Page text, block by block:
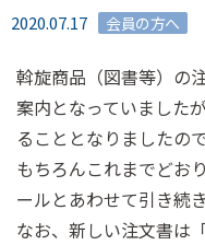
2020.07.17 会員の方へ
斡旋商品（図書等）の
案内となっていました
ることとなりましたの
もちろんこれまでどお
ールとあわせて引き続
なお、新しい注文書は